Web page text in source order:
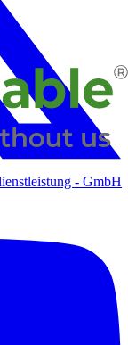
- GmbH